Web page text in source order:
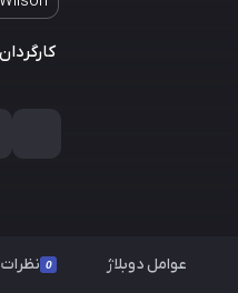
عوامل دوبلاژ 0 نظرات